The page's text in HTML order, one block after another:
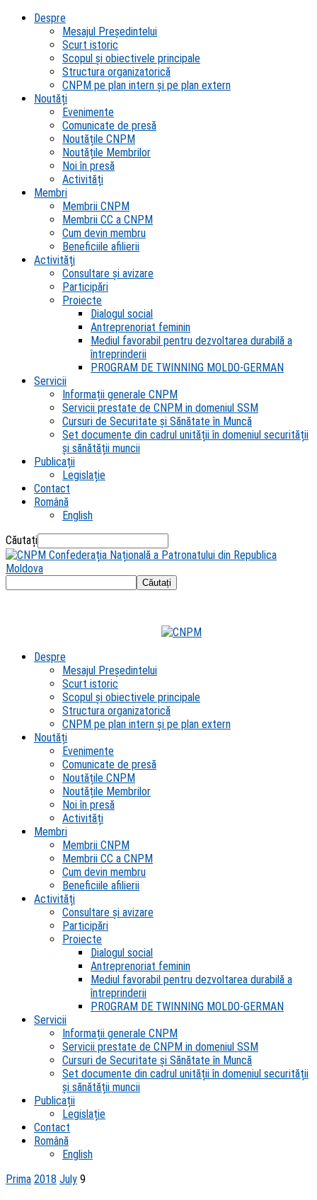
Despre
Mesajul Președintelui
Scurt istoric
Scopul şi obiectivele principale
Structura organizatorică
CNPM pe plan intern şi pe plan extern
Noutăți
Evenimente
Comunicate de presă
Noutățile CNPM
Noutățile Membrilor
Noi în presă
Activități
Membri
Membrii CNPM
Membrii CC a CNPM
Cum devin membru
Beneficiile afilierii
Activități
Consultare și avizare
Participări
Proiecte
Dialogul social
Antreprenoriat feminin
Mediul favorabil pentru dezvoltarea durabilă a
întreprinderii
PROGRAM DE TWINNING MOLDO-GERMAN
Servicii
Informații generale CNPM
Servicii prestate de CNPM in domeniul SSM
Cursuri de Securitate și Sănătate în Muncă
Set documente din cadrul unității în domeniul securității
și sănătății muncii
Publicații
Legislație
Contact
Română
English
Căutați
Confederația Națională a Patronatului din Republica
Moldova
Despre
Mesajul Președintelui
Scurt istoric
Scopul şi obiectivele principale
Structura organizatorică
CNPM pe plan intern şi pe plan extern
Noutăți
Evenimente
Comunicate de presă
Noutățile CNPM
Noutățile Membrilor
Noi în presă
Activități
Membri
Membrii CNPM
Membrii CC a CNPM
Cum devin membru
Beneficiile afilierii
Activități
Consultare și avizare
Participări
Proiecte
Dialogul social
Antreprenoriat feminin
Mediul favorabil pentru dezvoltarea durabilă a
întreprinderii
PROGRAM DE TWINNING MOLDO-GERMAN
Servicii
Informații generale CNPM
Servicii prestate de CNPM in domeniul SSM
Cursuri de Securitate și Sănătate în Muncă
Set documente din cadrul unității în domeniul securității
și sănătății muncii
Publicații
Legislație
Contact
Română
English
Prima 2018 July 9